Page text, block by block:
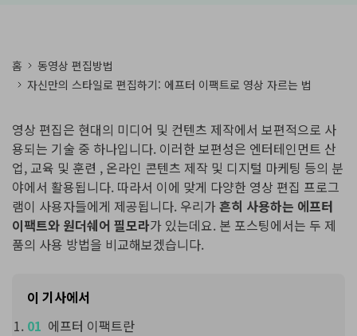
홈
동영상 편집방법
자신만의 스타일로 편집하기: 에프터 이팩트로 영상 자르는 법
영상 편집은 현대의 미디어 및 컨텐츠 제작에서 보편적으로 사
용되는 기술 중 하나입니다. 이러한 보편성은 엔터테인먼트 산
업, 교육 및 훈련 , 온라인 콘텐츠 제작 및 디지털 마케팅 등의 분
야에서 활용됩니다. 따라서 이에 맞게 다양한 영상 편집 프로그
램이 사용자들에게 제공됩니다. 우리가흔히 사용하는 에프터
이팩트와 원더쉐어 필모라가 있는데요. 본 포스팅에서는 두 제
품의 사용 방법을 비교해보겠습니다.
이 기사에서
에프터 이팩트란